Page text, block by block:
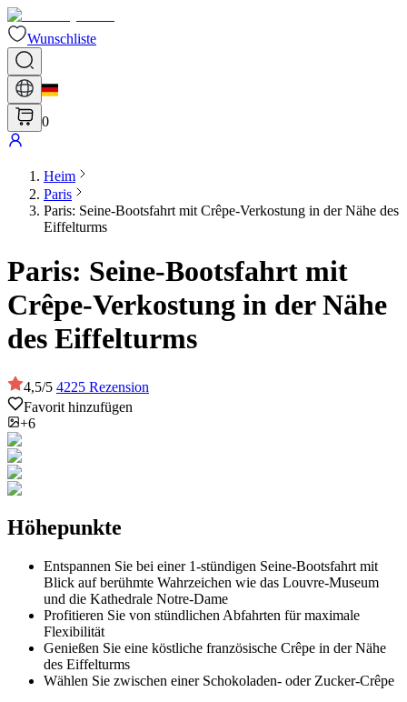
Wunschliste
0
Heim
Paris
Paris: Seine-Bootsfahrt mit Crêpe-Verkostung in der Nähe des
Eiffelturms
Paris: Seine-Bootsfahrt mit
Crêpe-Verkostung in der Nähe
des Eiffelturms
4,5/5 4225 Rezension
Favorit hinzufügen
+6
Höhepunkte
Entspannen Sie bei einer 1-stündigen Seine-Bootsfahrt mit
Blick auf berühmte Wahrzeichen wie das Louvre-Museum
und die Kathedrale Notre-Dame
Profitieren Sie von stündlichen Abfahrten für maximale
Flexibilität
Genießen Sie eine köstliche französische Crêpe in der Nähe
des Eiffelturms
Wählen Sie zwischen einer Schokoladen- oder Zucker-Crêpe